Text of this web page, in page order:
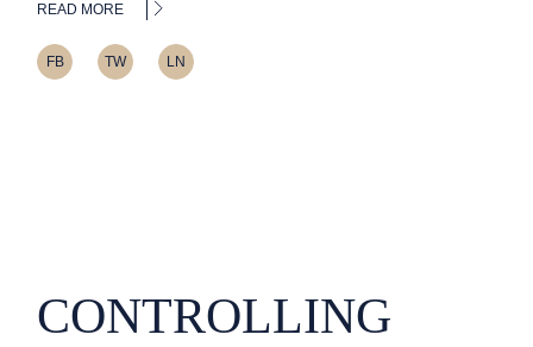
READ MORE
FB TW LN
CONTROLLING